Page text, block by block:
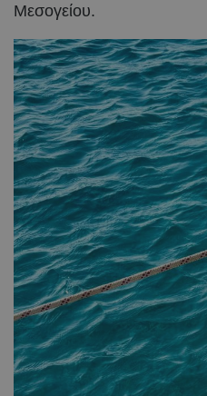
Μεσογείου.